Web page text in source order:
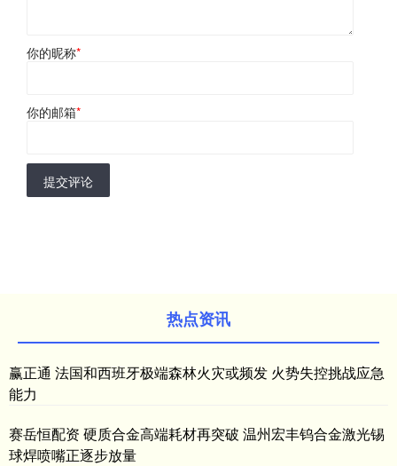
你的昵称*
你的邮箱*
提交评论
热点资讯
赢正通 法国和西班牙极端森林火灾或频发 火势失控挑战应急
能力
赛岳恒配资 硬质合金高端耗材再突破 温州宏丰钨合金激光锡
球焊喷嘴正逐步放量